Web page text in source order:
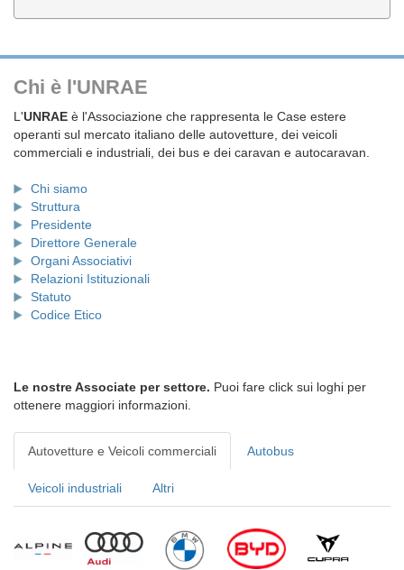
Chi è l'UNRAE
L'UNRAE è l'Associazione che rappresenta le Case estere
operanti sul mercato italiano delle autovetture, dei veicoli
commerciali e industriali, dei bus e dei caravan e autocaravan.
Chi siamo
Struttura
Presidente
Direttore Generale
Organi Associativi
Relazioni Istituzionali
Statuto
Codice Etico
Le nostre Associate per settore. Puoi fare click sui loghi per
ottenere maggiori informazioni.
Autovetture e Veicoli commerciali Autobus
Veicoli industriali Altri